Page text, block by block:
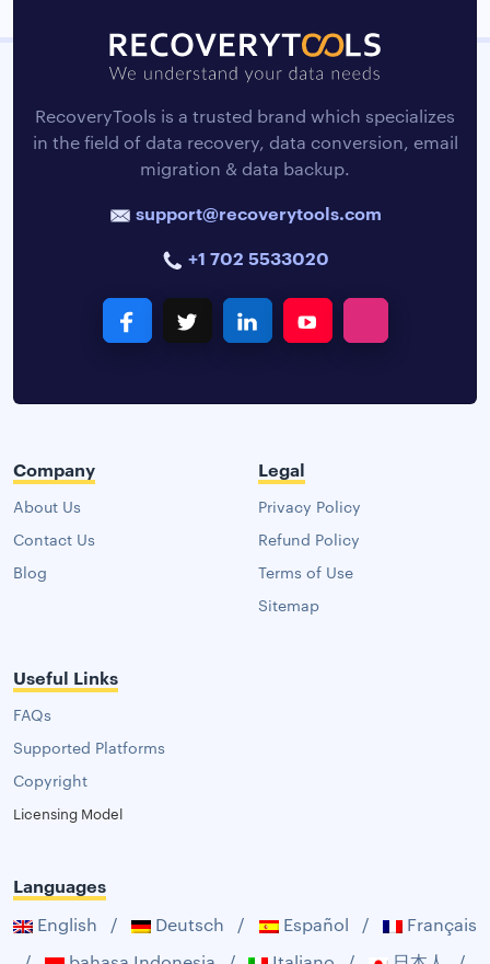
RecoveryTools is a trusted brand which specializes
in the field of data recovery, data conversion, email
migration & data backup.
support@recoverytools.com
+1 702 5533020
Company
About Us
Contact Us
Blog
Legal
Privacy Policy
Refund Policy
Terms of Use
Sitemap
Useful Links
FAQs
Supported Platforms
Copyright
Licensing Model
Languages
English / Deutsch / Español /
Français